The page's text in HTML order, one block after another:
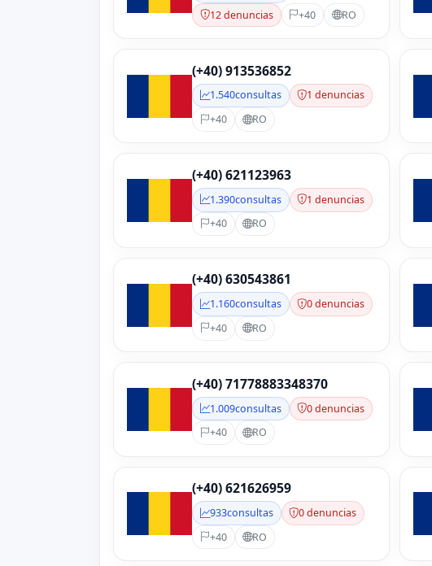
12 denuncias
+40 RO
(+40) 913536852
1.540consultas
1 denuncias
+40
RO
(+40) 621123963
1.390consultas
1 denuncias
+40
RO
(+40) 630543861
1.160consultas
0 denuncias
+40
RO
(+40) 71778883348370
1.009consultas
0 denuncias
+40
RO
(+40) 621626959
933consultas
0 denuncias
+40
RO